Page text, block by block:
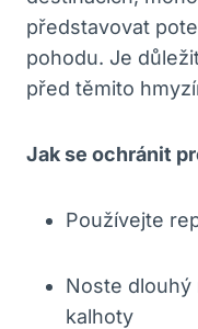
představovat
pohodu. Je
před těmito
Jak se ochránit
Používejte
Noste dlouhý
kalhoty